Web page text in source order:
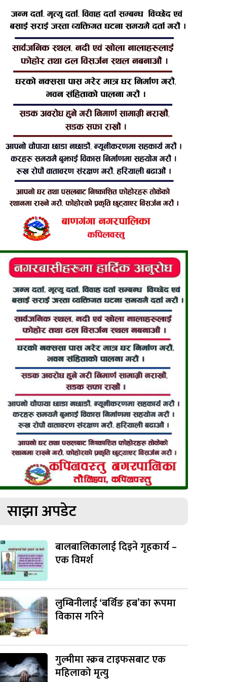
साझा अपडेट
बालबालिकालाई दिइने गृहकार्य –
एक विमर्श
लुम्बिनीलाई ‘बर्थिङ हब’का रूपमा
विकास गरिने
गुल्मीमा स्क्रब टाइफसबाट एक
महिलाको मृत्यु